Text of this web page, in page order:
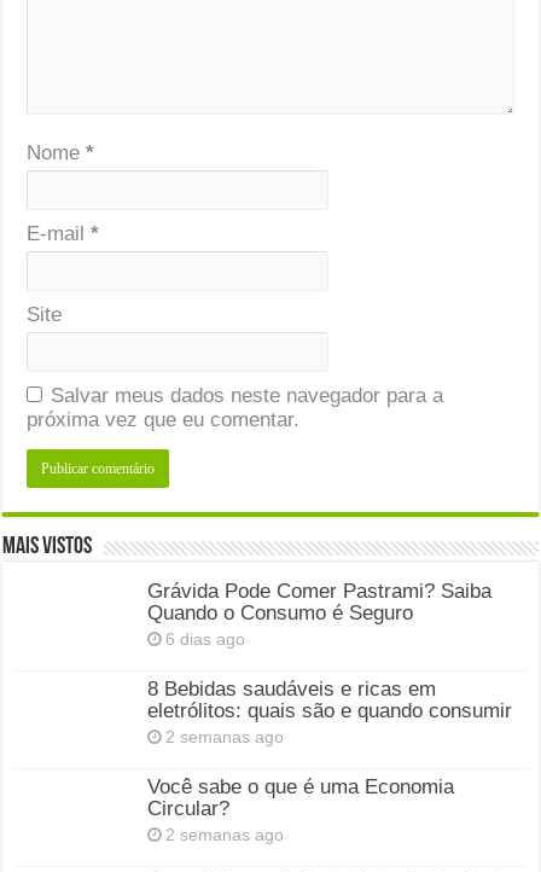
Nome*
E-mail*
Site
Salvar meus dados neste navegador para a
próxima vez que eu comentar.
Mais Vistos
Grávida Pode Comer Pastrami? Saiba
Quando o Consumo é Seguro
6 dias ago
8 Bebidas saudáveis e ricas em
eletrólitos: quais são e quando consumir
2 semanas ago
Você sabe o que é uma Economia
Circular?
2 semanas ago